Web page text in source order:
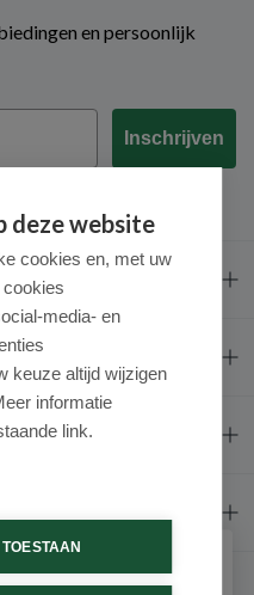
en persoonlijk
Inschrijven
deze website
cookies en, met uw
media- en
keuze altijd wijzigen
informatie
link.
nieuwsbrief